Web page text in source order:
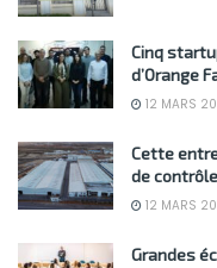
Cinq
d’Orange
12 MARS
Cette
de
12 MARS
Grandes